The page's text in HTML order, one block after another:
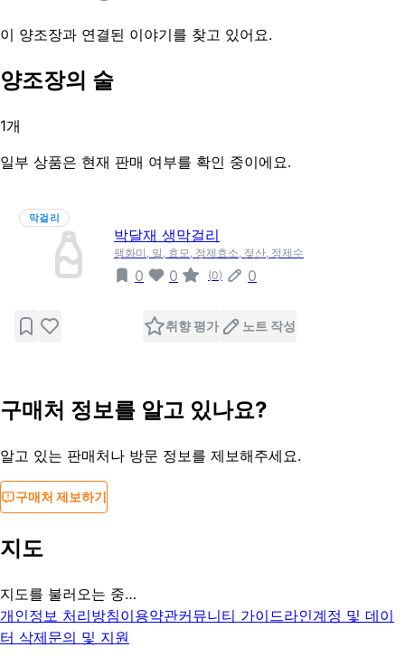
이 양조장과 연결된 이야기를 찾고 있어요.
양조장의 술
1개
일부 상품은 현재 판매 여부를 확인 중이에요.
막걸리
박달재 생막걸리
팽화미, 밀, 효모, 정제효소, 젖산, 정제수
0 0 (0) 0
취향 평가 노트 작성
구매처 정보를 알고 있나요?
알고 있는 판매처나 방문 정보를 제보해주세요.
구매처 제보하기
지도
지도를 불러오는 중…
개인정보 처리방침이용약관커뮤니티 가이드라인계정 및 데이
터 삭제문의 및 지원